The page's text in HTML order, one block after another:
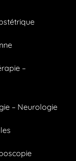
–
– Neurologie